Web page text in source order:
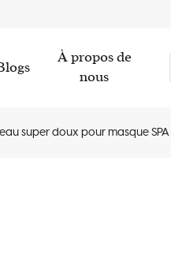
À propos de
nous
super doux pour masque SPA